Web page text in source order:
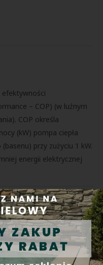
efektywności
– COP) (w luźnym
COP określa
(kW) pompa ciepła
przy zużyciu 1 kW.
energii elektrycznej